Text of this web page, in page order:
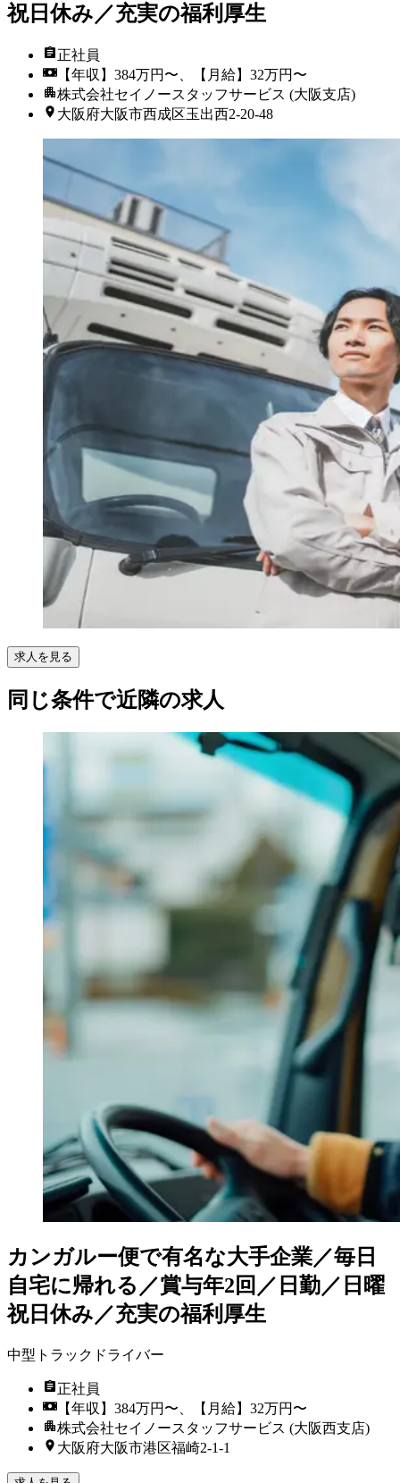
祝日休み／充実の福利厚生
正社員
【年収】384万円〜、【月給】32万円〜
株式会社セイノースタッフサービス (大阪支店)
大阪府大阪市西成区玉出西2-20-48
求人を見る
同じ条件で近隣の求人
カンガルー便で有名な大手企業／毎日
自宅に帰れる／賞与年2回／日勤／日曜
祝日休み／充実の福利厚生
中型トラックドライバー
正社員
【年収】384万円〜、【月給】32万円〜
株式会社セイノースタッフサービス (大阪西支店)
大阪府大阪市港区福崎2-1-1